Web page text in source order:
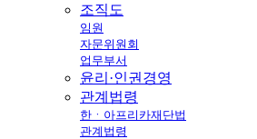
조직도
임원
자문위원회
업무부서
윤리·인권경영
관계법령
한ㆍ아프리카재단법
관계법령